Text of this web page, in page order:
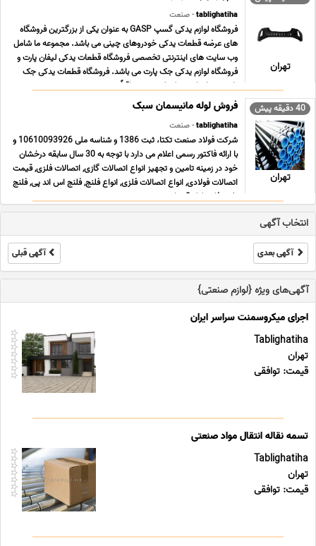
تهران
tablighatiha- صنعت
فروشگاه لوازم یدکی گسپ GASP به عنوان یکی از بزرگترین فروشگاه
های عرضه قطعات یدکی خودروهای چینی می باشد. مجموعه ما شامل
وب سایت های اینترنتی تخصصی فروشگاه قطعات یدکی لیفان پارت و
فروشگاه لوازم یدکی جک پارت می باشد. فروشگاه قطعات یدکی جک
پارت همراه با رشد تکنولوژی و متعاقباً سرعت ت ... ...
40 دقیقه پیش
تهران
فروش لوله مانیسمان سبک
tablighatiha- صنعت
شرکت فولاد صنعت تکتا، ثبت 1386 و شناسه ملی 10610093926 و
با ارائه فاکتور رسمی اعلام می دارد با توجه به 30 سال سابقه درخشان
خود در زمینه تامین و تجهیز انواع اتصالات گازی, اتصالات فلزی, قیمت
اتصالات فولادی, انواع اتصالات فلزی, انواع فلنج, فلنج اس اند پی, فلنج
نفت, فلنج لوله آب, اتص ... ...
انتخاب آگهی
آگهی بعدی آگهی قبلی
آگهی‌های ویژه {لوازم صنعتی}
اجرای میکروسمنت سراسر ایران
Tablighatiha
تهران
قیمت: توافقی
تسمه نقاله انتقال مواد صنعتی
Tablighatiha
تهران
قیمت: توافقی